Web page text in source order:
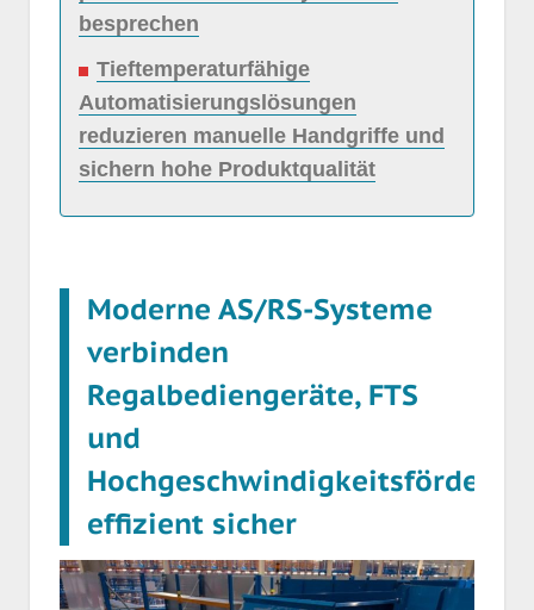
besprechen
Tieftemperaturfähige
Automatisierungslösungen
reduzieren manuelle Handgriffe und
sichern hohe Produktqualität
Moderne AS/RS-Systeme
verbinden
Regalbediengeräte, FTS
und
effizient sicher